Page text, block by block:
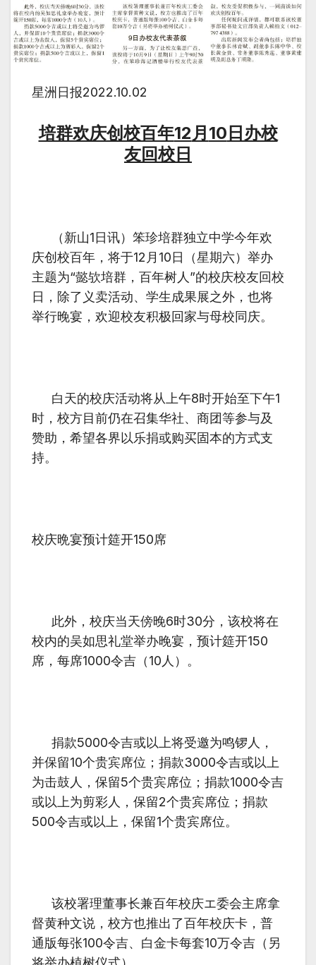
星洲日报2022.10.02
培群欢庆创校百年12月 10 日办校
友回校日
（新山1日讯）笨珍培群独立中学今年欢
庆创校百年，将于12 月 10日（星期六）举办
主题为“懿欤培群，百年树人”的校庆校友回校
日，除了义卖活动、学生成果展之外，也将
举行晚宴，欢迎校友积极回家与母校同庆。
白天的校庆活动将从上午8时开始至下午1
时，校方目前仍在召集华社、商团等参与及
赞助，希望各界以乐捐或购买固本的方式支
持。
校庆晩宴预计筵开150席
此外，校庆当天傍晚6时30分，该校将在
校内的吴如思礼堂举办晚宴，预计筵开150
席，每席1000令吉（10人）。
捐款5000令吉或以上将受邀为鸣锣人，
并保留10个贵宾席位；捐款3000令吉或以上
为击鼓人，保留5个贵宾席位；捐款1000令吉
或以上为剪彩人，保留2个贵宾席位；捐款
500令吉或以上，保留1个贵宾席位。
该校署理董事长兼百年校庆エ委会主席拿
督黄种文说，校方也推出了百年校庆卡，普
通版每张100令吉、白金卡每套10万令吉（另